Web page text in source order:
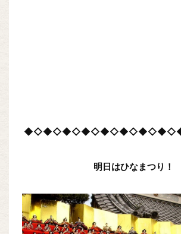
明日はひなまつり！